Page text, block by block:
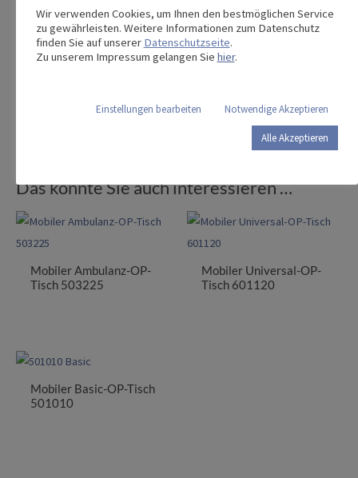
Das könnte Sie auch interessieren …
Mobiler Ambulanz-OP-
Tisch 503225
Mobiler Universal-OP-
Tisch 601120
Mobiler Basic-OP-Tisch
501010
Wir verwenden Cookies, um Ihnen den bestmöglichen Service
zu gewährleisten. Weitere Informationen zum Datenschutz
finden Sie auf unserer Datenschutzseite.
Zu unserem Impressum gelangen Sie hier.
Einstellungen bearbeiten Notwendige Akzeptieren
Alle Akzeptieren